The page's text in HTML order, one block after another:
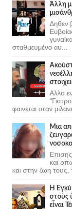
Άλλη
Δηθεν
σταθμευμένο αυ...
Αλλο
φαινεται οταν
Μια
και
και στην ζωη τους,
Ἡ
στοὺς
εἶναι